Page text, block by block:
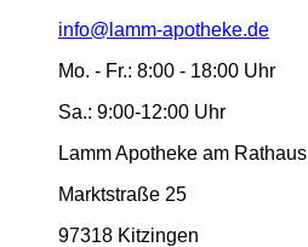
info@lamm-apotheke.de
Mo. - Fr.: 8:00 - 18:00 Uhr
Sa.: 9:00-12:00 Uhr
Lamm Apotheke am Rathaus
Marktstraße 25
97318 Kitzingen